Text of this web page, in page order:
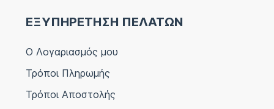
ΕΞΥΠΗΡΕΤΗΣΗ ΠΕΛΑΤΩΝ
Ο Λογαριασμός μου
Τρόποι Πληρωμής
Τρόποι Αποστολής